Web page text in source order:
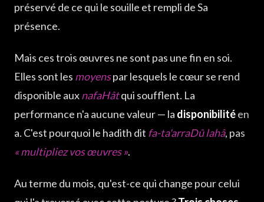
préservé de ce qui le souille et rempli de Sa
présence.
Mais ces trois œuvres ne sont pas une fin en soi.
Elles sont les moyenspar lesquels le cœur se rend
disponible auxnafaHâtqui soufflent. La
performance n'a aucune valeur — la disponibilitéen
a. C'est pourquoi le hadith dit fa-ta'arraDû lahâ, pas
« multipliez vos œuvres ».
Au terme du mois, qu'est-ce qui change pour celui